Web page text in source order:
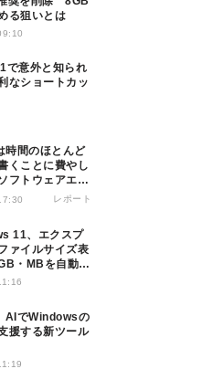
る狙いとは
で意外と知られ
なショートカッ
くことに費やし
フトウェアエン
におけるAIの8
レポート
ァイルサイズ表
・MBを自動表
AIでWindowsの
援する新ツール